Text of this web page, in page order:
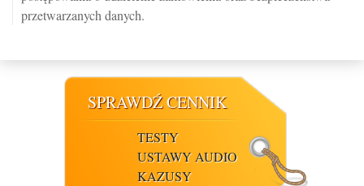
przetwarzanych danych.
SPRAWDŹ CENNIK
TESTY
USTAWY AUDIO
KAZUSY